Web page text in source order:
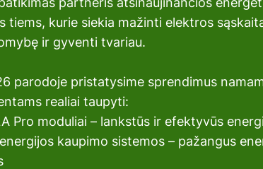
tiems, kurie siekia mažinti elektros
ir gyventi tvariau.
parodoje pristatysime sprendimus
realiai taupyti:
Pro moduliai – lankstūs ir efektyvūs
kaupimo sistemos – pažangus